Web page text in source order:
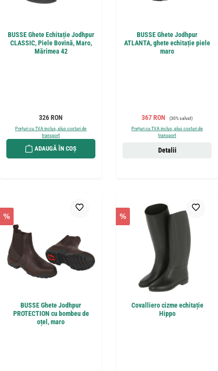
BUSSE Ghete Echitație Jodhpur
CLASSIC, Piele Bovină, Maro,
Mărimea 42
Preț obișnuit:
326 RON
Prețuri cu TVA inclus, plus costuri de
transport
ADAUGĂ ÎN COȘ
BUSSE Ghete Jodhpur
ATLANTA, ghete echitație piele
maro
Preț de vânzare:
367 RON Preț obișnuit:
(30% salvat)
Prețuri cu TVA inclus, plus costuri de
transport
Detalii
%
BUSSE Ghete Jodhpur
PROTECTION cu bombeu de
oțel, maro
%
Covalliero cizme echitație
Hippo